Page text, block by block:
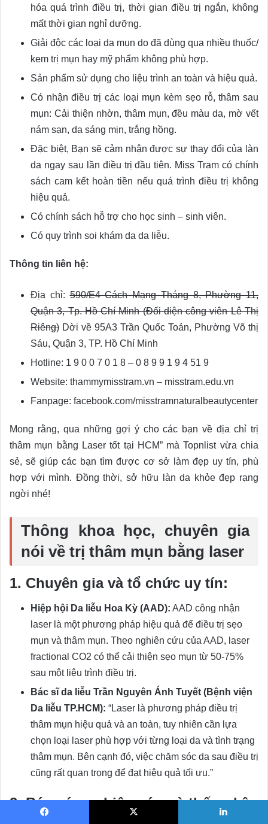
hóa quá trình điều trị, thời gian điều trị ngắn, không
mất thời gian nghỉ dưỡng.
Giải độc các loại da mụn do đã dùng qua nhiều thuốc/
kem trị mụn hay mỹ phẩm không phù hợp.
Sản phẩm sử dụng cho liệu trình an toàn và hiệu quả.
Có nhận điều trị các loại mụn kèm sẹo rỗ, thâm sau
mụn: Cải thiện nhờn, thâm mụn, đều màu da, mờ vết
nám sạn, da sáng mịn, trắng hồng.
Đặc biệt, Bạn sẽ cảm nhận được sự thay đổi của làn
da ngay sau lần điều trị đầu tiên. Miss Tram có chính
sách cam kết hoàn tiền nếu quá trình điều trị không
hiệu quả.
Có chính sách hỗ trợ cho học sinh – sinh viên.
Có quy trình soi khám da da liễu.
Thông tin liên hệ:
Địa chỉ:590/E4 Cách Mạng Tháng 8, Phường 11,
Quận 3, Tp. Hồ Chí Minh (Đối diện công viên Lê Thị
Riêng) Dời về 95A3 Trần Quốc Toản, Phường Võ thị
Sáu, Quận 3, TP. Hồ Chí Minh
Hotline: 1 9 0 0 7 0 1 8 – 0 8 9 9 1 9 4 51 9
Website: thammymisstram.vn – misstram.edu.vn
Fanpage: facebook.com/misstramnaturalbeautycenter
Mong rằng, qua những gợi ý cho các bạn về địa chỉ trị
thâm mụn bằng Laser tốt tại HCM” mà Topnlist vừa chia
sẻ, sẽ giúp các bạn tìm được cơ sở làm đẹp uy tín, phù
hợp với mình. Đồng thời, sở hữu làn da khỏe đẹp rạng
ngời nhé!
Thông khoa học, chuyên gia
nói về trị thâm mụn bằng laser
1. Chuyên gia và tổ chức uy tín:
Hiệp hội Da liễu Hoa Kỳ (AAD): AAD công nhận
laser là một phương pháp hiệu quả để điều trị sẹo
mụn và thâm mụn. Theo nghiên cứu của AAD, laser
fractional CO2 có thể cải thiện sẹo mụn từ 50-75%
sau một liệu trình điều trị.
Bác sĩ da liễu Trần Nguyên Ánh Tuyết (Bệnh viện
Da liễu TP.HCM): “Laser là phương pháp điều trị
thâm mụn hiệu quả và an toàn, tuy nhiên cần lựa
chọn loại laser phù hợp với từng loại da và tình trạng
thâm mụn. Bên cạnh đó, việc chăm sóc da sau điều trị
cũng rất quan trọng để đạt hiệu quả tối ưu.”
2. Báo cáo nghiên cứu và thống kê: